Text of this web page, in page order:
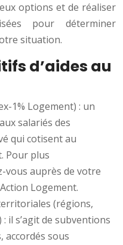
options et de réaliser
pour déterminer
situation.
d’aides au
1% Logement) : un
salariés des
qui cotisent au
Pour plus
vous auprès de votre
Logement.
(régions,
il s’agit de subventions
accordés sous